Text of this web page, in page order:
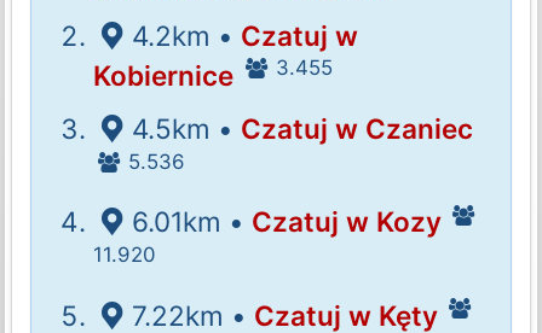
4.2km • Czatuj w
Kobiernice
3.455
4.5km • Czatuj w Czaniec
5.536
6.01km • Czatuj w Kozy
11.920
7.22km • Czatuj w Kęty